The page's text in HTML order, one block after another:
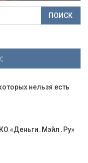
нельзя есть
«Деньги․Мэйл․Ру»